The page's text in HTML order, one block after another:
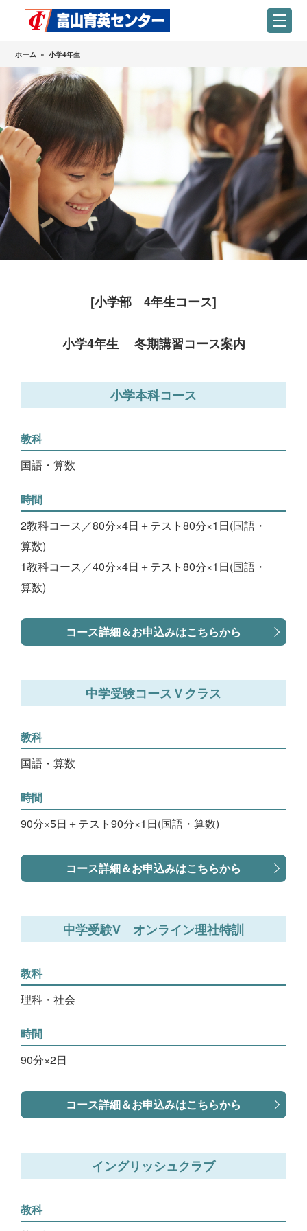
ホーム » 小学4年生
[小学部 4年生コース]
小学4年生 冬期講習コース案内
小学本科コース
教科
国語・算数
時間
2教科コース／80分×4日＋テスト80分×1日(国語・
算数)
1教科コース／40分×4日＋テスト80分×1日(国語・
算数)
コース詳細＆お申込みはこちらから
中学受験コースＶクラス
教科
国語・算数
時間
90分×5日＋テスト90分×1日(国語・算数)
コース詳細＆お申込みはこちらから
中学受験V オンライン理社特訓
教科
理科・社会
時間
90分×2日
コース詳細＆お申込みはこちらから
イングリッシュクラブ
教科